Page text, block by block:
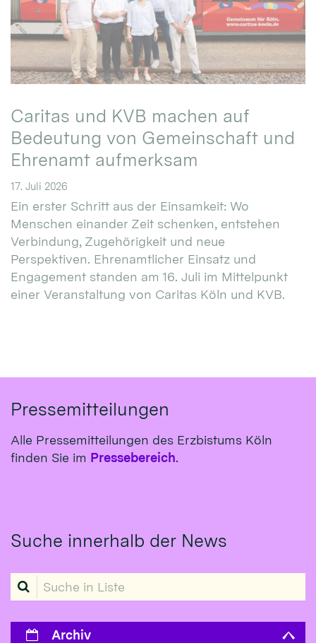
Caritas und KVB machen auf
Bedeutung von Gemeinschaft und
Ehrenamt aufmerksam
17. Juli 2026
Ein erster Schritt aus der Einsamkeit: Wo
Menschen einander Zeit schenken, entstehen
Verbindung, Zugehörigkeit und neue
Perspektiven. Ehrenamtlicher Einsatz und
Engagement standen am 16. Juli im Mittelpunkt
einer Veranstaltung von Caritas Köln und KVB.
Pressemitteilungen
Alle Pressemitteilungen des Erzbistums Köln
finden Sie im Pressebereich.
Suche innerhalb der News
Suche in Liste
Archiv